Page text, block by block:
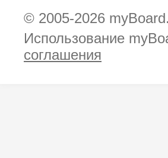
© 2005-2026
Использование
соглашения